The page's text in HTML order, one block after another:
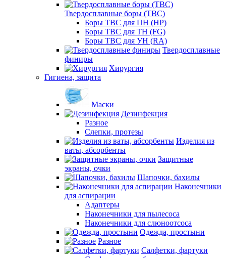
Твердосплавные боры (ТВС)
Боры ТВС для ПН (HP)
Боры ТВС для ТН (FG)
Боры ТВС для УН (RA)
Твердосплавные
финиры
Хирургия
Гигиена, защита
Маски
Дезинфекция
Разное
Слепки, протезы
Изделия из
ваты, абсорбенты
Защитные
экраны, очки
Шапочки, бахилы
Наконечники
для аспирации
Адаптеры
Наконечники для пылесоса
Наконечники для слюноотсоса
Одежда, простыни
Разное
Салфетки, фартуки